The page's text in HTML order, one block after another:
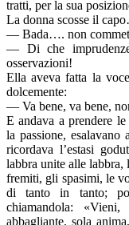
tratti, per la sua
La donna scosse il
— Bada…. non
— Di che
osservazioni!
Ella aveva fatta la
dolcemente:
— Va bene, va bene,
E andava a prendere
la passione,
ricordava l’estasi
labbra unite alle labbra,
fremiti, gli spasimi, le
di tanto in tanto;
chiamandola:
abbagliante, sola